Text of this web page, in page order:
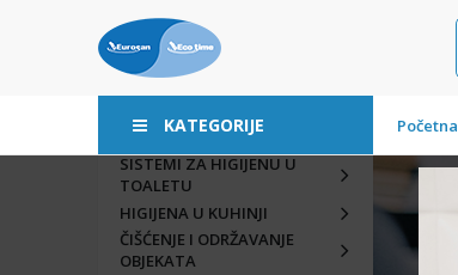
KATEGORIJE Početna
SISTEMI ZA HIGIJENU U
TOALETU
HIGIJENA U KUHINJI
ČIŠĆENJE I ODRŽAVANJE
OBJEKATA